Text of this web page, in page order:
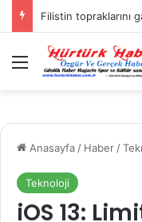
Menü
Anasayfa / Haber /
Teknoloji
iOS 13: